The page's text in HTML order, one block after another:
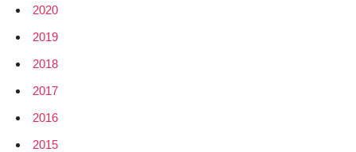
2020
2019
2018
2017
2016
2015